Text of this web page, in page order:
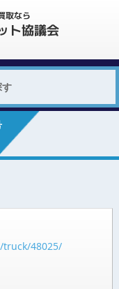
48025/